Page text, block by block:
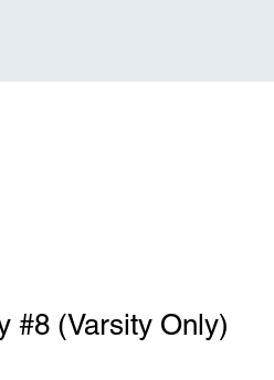
#8 (Varsity Only)